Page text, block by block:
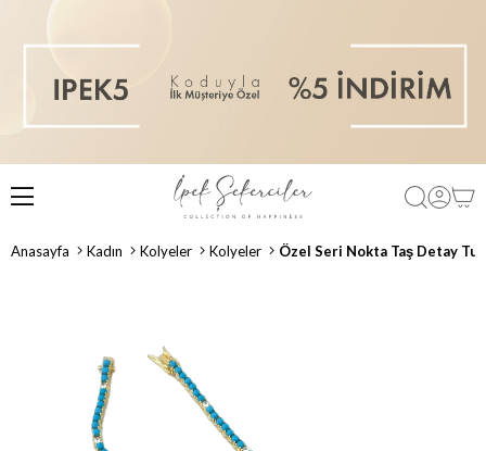
Anasayfa Kadın Kolyeler Kolyeler